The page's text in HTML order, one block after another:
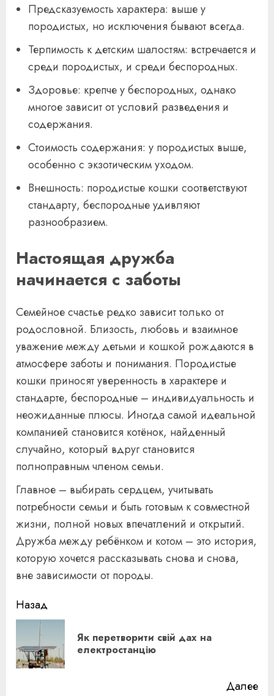
Предсказуемость характера: выше у
породистых, но исключения бывают всегда.
Терпимость к детским шалостям: встречается и
среди породистых, и среди беспородных.
Здоровье: крепче у беспородных, однако
многое зависит от условий разведения и
содержания.
Стоимость содержания: у породистых выше,
особенно с экзотическим уходом.
Внешность: породистые кошки соответствуют
стандарту, беспородные удивляют
разнообразием.
Настоящая дружба
начинается с заботы
Семейное счастье редко зависит только от
родословной. Близость, любовь и взаимное
уважение между детьми и кошкой рождаются в
атмосфере заботы и понимания. Породистые
кошки приносят уверенность в характере и
стандарте, беспородные – индивидуальность и
неожиданные плюсы. Иногда самой идеальной
компанией становится котёнок, найденный
случайно, который вдруг становится
полноправным членом семьи.
Главное – выбирать сердцем, учитывать
потребности семьи и быть готовым к совместной
жизни, полной новых впечатлений и открытий.
Дружба между ребёнком и котом – это история,
которую хочется рассказывать снова и снова,
вне зависимости от породы.
Продолжить
чтение
Назад
Як перетворити свій дах на
електростанцію
Далее